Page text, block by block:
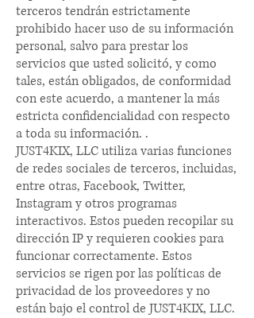
terceros tendrán estrictamente
prohibido hacer uso de su información
personal, salvo para prestar los
servicios que usted solicitó, y como
tales, están obligados, de conformidad
con este acuerdo, a mantener la más
estricta confidencialidad con respecto
a toda su información. .
JUST4KIX, LLC utiliza varias funciones
de redes sociales de terceros, incluidas,
entre otras, Facebook, Twitter,
Instagram y otros programas
interactivos. Estos pueden recopilar su
dirección IP y requieren cookies para
funcionar correctamente. Estos
servicios se rigen por las políticas de
privacidad de los proveedores y no
están bajo el control de JUST4KIX, LLC.